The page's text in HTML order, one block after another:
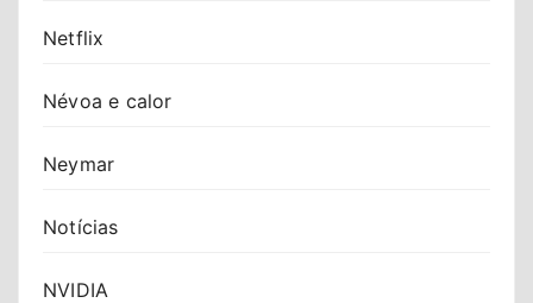
Netflix
Névoa e calor
Neymar
Notícias
NVIDIA